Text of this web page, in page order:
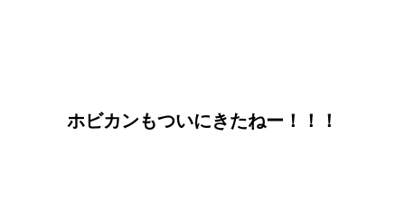
ホビカンもついにきたねー！！！